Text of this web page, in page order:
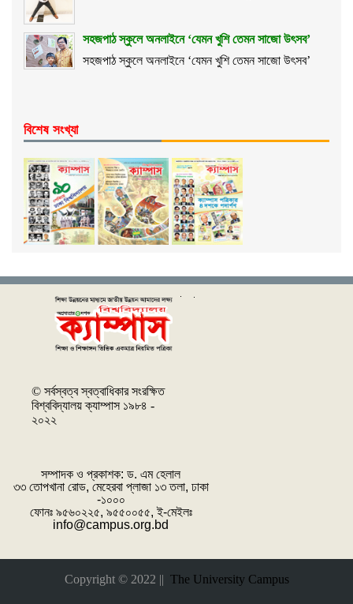
সহজপাঠ স্কুলে অনলাইনে ‘যেমন খুশি তেমন সাজো উৎসব’
সহজপাঠ স্কুলে অনলাইনে ‘যেমন খুশি তেমন সাজো উৎসব’
বিশেষ সংখ্যা
© সর্বস্বত্ব স্বত্বাধিকার সংরক্ষিত
বিশ্ববিদ্যালয় ক্যাম্পাস ১৯৮৪ -
২০২২
সম্পাদক ও প্রকাশক: ‌ড. এম হেলাল
৩৩ তোপখানা রোড, মেহেরবা প্লাজা ১৩ তলা, ঢাকা
-১০০০
ফোনঃ ৯৫৬০২২৫, ৯৫৫০০৫৫, ই-মেইলঃ
info@campus.org.bd
Copyright © 2022 || The University Campus